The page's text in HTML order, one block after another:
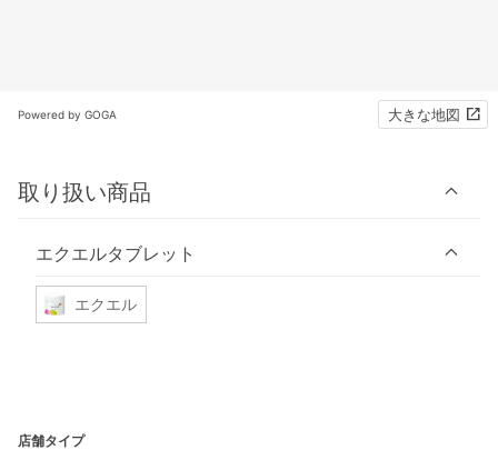
Powered by GOGA 大きな地図
取り扱い商品
エクエルタブレット
エクエル
店舗タイプ